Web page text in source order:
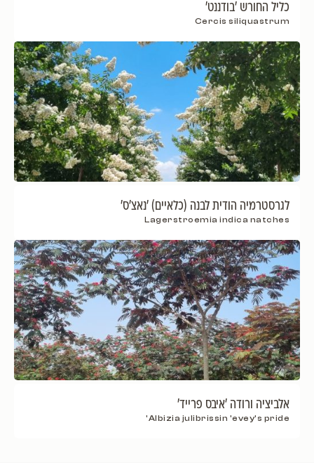
כליל החורש 'בודננט'
Cercis siliquastrum
לגרסטרמיה הודית לבנה (כלאיים) 'נאצ'ס'
Lagerstroemia indica natches
אלביציה ורודה 'איבס פרייד'
Albizia julibrissin 'evey's pride'